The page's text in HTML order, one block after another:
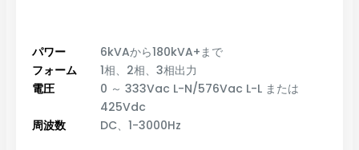
パワー
6kVAから180kVA+まで
フォーム
1相、2相、3相出力
電圧
0 ～ 333Vac L-N/576Vac L-L または
425Vdc
周波数
DC、1-3000Hz